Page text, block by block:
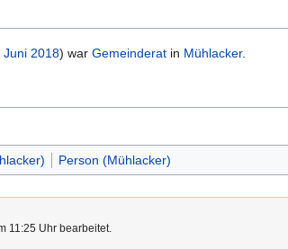
Juni 2018) war Gemeinderat in Mühlacker.
Person (Mühlacker)
11:25 Uhr bearbeitet.